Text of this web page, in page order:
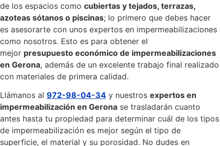
de los espacios como cubiertas y tejados, terrazas,
azoteas sótanos o piscinas; lo primero que debes hacer
es asesorarte con unos expertos en impermeabilizaciones
como nosotros. Esto es para obtener el
mejor presupuesto económico de impermeabilizaciones
en Gerona, además de un excelente trabajo final realizado
con materiales de primera calidad.
Llámanos al 972-98-04-34 y nuestros expertos en
impermeabilización en Gerona se trasladarán cuanto
antes hasta tu propiedad para determinar cuál de los tipos
de impermeabilización es mejor según el tipo de
superficie, el material y su porosidad. No dudes en